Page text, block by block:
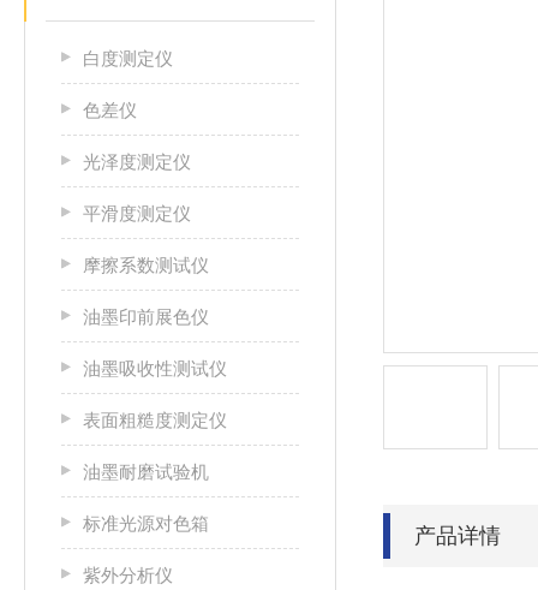
白度测定仪
色差仪
光泽度测定仪
平滑度测定仪
摩擦系数测试仪
油墨印前展色仪
油墨吸收性测试仪
表面粗糙度测定仪
油墨耐磨试验机
标准光源对色箱
紫外分析仪
产品详情